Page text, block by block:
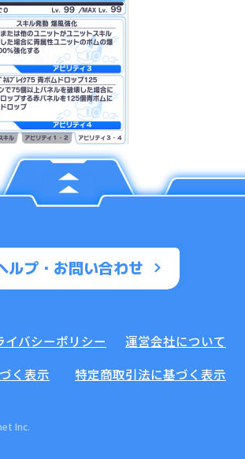
ルプ・お問い合わせ
イバシーポリシー
運営会社について
く表示
特定商取引法に基づく表示
Inc.